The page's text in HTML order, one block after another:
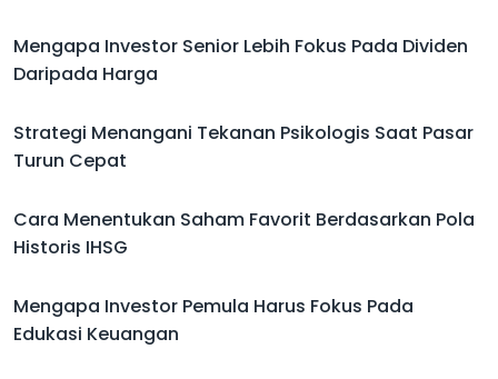
Mengapa Investor Senior Lebih Fokus Pada Dividen
Daripada Harga
Strategi Menangani Tekanan Psikologis Saat Pasar
Turun Cepat
Cara Menentukan Saham Favorit Berdasarkan Pola
Historis IHSG
Mengapa Investor Pemula Harus Fokus Pada
Edukasi Keuangan